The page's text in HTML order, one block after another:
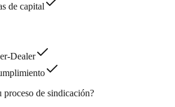
de capital
Dealer
de sindicación?